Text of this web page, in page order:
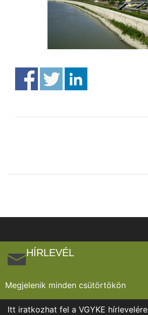
HÍRLEVÉL
Megjelenik minden csütörtökön
Itt iratkozhat fel a VGYKE hírlevelére